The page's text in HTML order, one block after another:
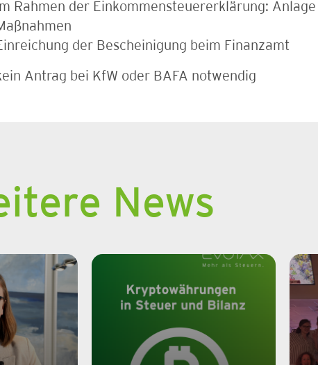
Rahmen der Einkommensteuererklärung:
der Bescheinigung beim Finanzamt
Antrag bei KfW oder BAFA notwendig
News